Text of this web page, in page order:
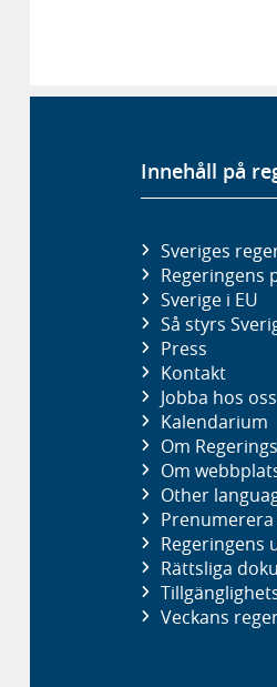
Innehåll på
Sveriges
Regeringens
Sverige i EU
Så styrs
Press
Kontakt
Jobba hos oss
Kalendarium
Om
Om
Other
Regeringens
Rättsliga
Veckans